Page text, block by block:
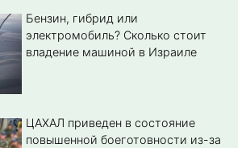
Бензин, гибрид или
электромобиль? Cколько стоит
владение машиной в Израиле
ЦАХАЛ приведен в состояние
повышенной боеготовности из-за